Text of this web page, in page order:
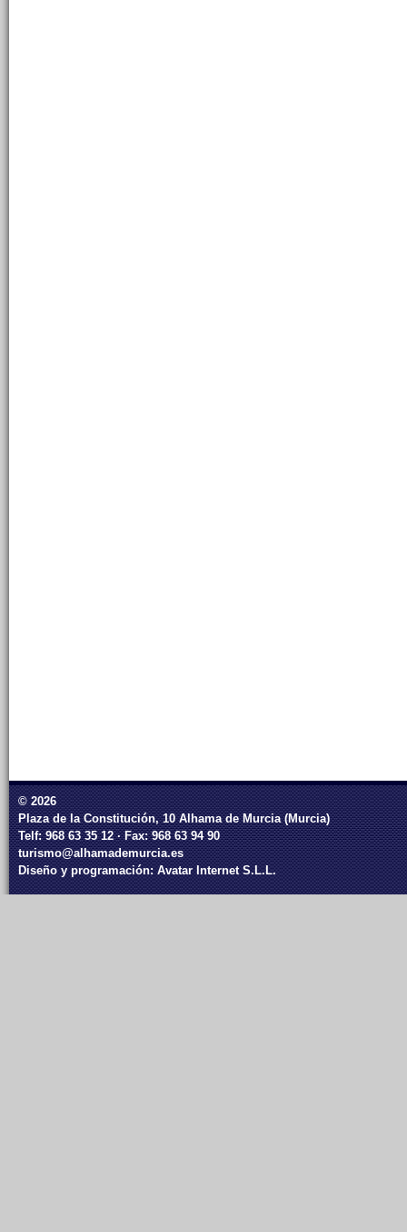
© 2026
Plaza de la Constitución, 10 Alhama de Murcia (Murcia)
Telf: 968 63 35 12 · Fax: 968 63 94 90
turismo@alhamademurcia.es
Diseño y programación:Avatar Internet S.L.L.